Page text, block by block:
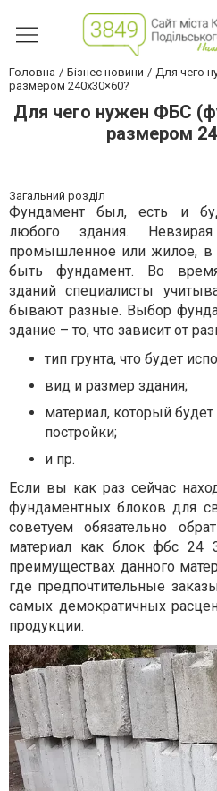
Головна Бізнес новини
Для чего
размером 240х30×60?
Для чего нужен ФБС
размером
Загальний розділ
Фундамент был, есть и
любого здания.
промышленное или жилое, в
быть фундамент. Во
зданий специалисты
бывают разные. Выбор
здание – то, что зависит от
тип грунта, что будет
вид и размер здания;
материал, который
постройки;
и пр.
Если вы как раз сейчас
фундаментных блоков для
советуем обязательно
материал как блок фбс 24
преимуществах данного
где предпочтительные
самых демократичных
продукции.